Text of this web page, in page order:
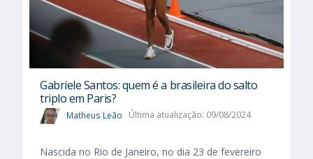
Gabriele Santos: quem é a brasileira do salto
triplo em Paris?
Matheus Leão Última atualização: 09/08/2024
Nascida no Rio de Janeiro, no dia 23 de fevereiro